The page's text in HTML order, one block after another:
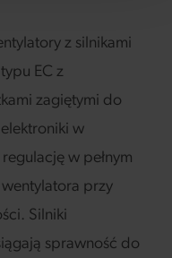
z silnikami
EC z
zagiętymi do
w
w pełnym
przy
Silniki
sprawność do